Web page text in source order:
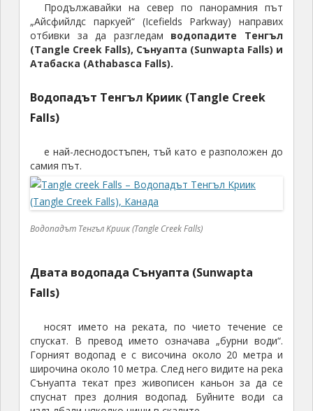
Продължавайки на север по панорамния път
„Айсфийлдс паркуей“ (Icefields Parkway) направих
отбивки за да разгледам водопадите Тенгъл
(Tangle Creek Falls), Сънуапта (Sunwapta Falls) и
Атабаска (Athabasca Falls).
Водопадът Тенгъл Kриик (Tangle Creek
Falls)
е най-леснодостъпен, тъй като е разположен до
самия път.
Водопадът Тенгъл Kриик (Tangle Creek Falls)
Двата водопада Сънуапта (Sunwapta
Falls)
носят името на реката, по чието течение се
спускат. В превод името означава „бурни води“.
Горният водопад е с височина около 20 метра и
широчина около 10 метра. След него видите на река
Сънуапта текат през живописен каньон за да се
спуснат през долния водопад. Буйните води са